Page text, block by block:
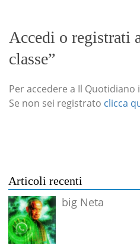
Accedi o registrati
classe”
Per accedere a Il
Se non sei registrato clicca
Articoli recenti
big Neta